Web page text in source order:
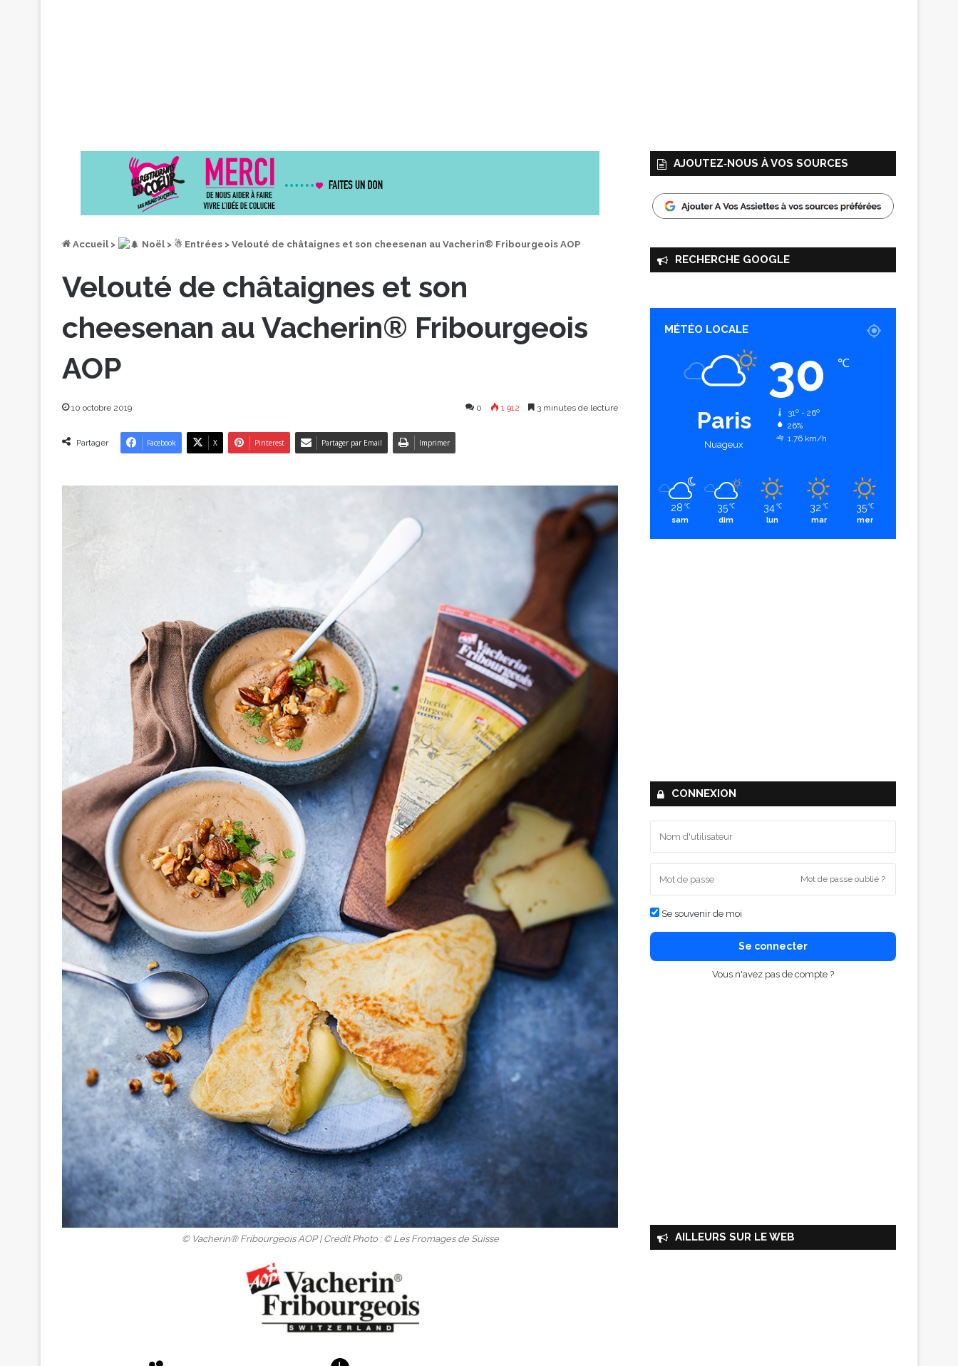
Accueil > ︎ Noël > ☃ Entrées > Velouté de châtaignes et son cheesenan au Vacherin® Fribourgeois AOP
Velouté de châtaignes et son
cheesenan au Vacherin® Fribourgeois
AOP
10 octobre 2019 0 1 912 3 minutes de lecture
Partager Facebook X Pinterest Partager par Email Imprimer
© Vacherin® Fribourgeois AOP | Crédit Photo : © Les Fromages de Suisse
AJOUTEZ‑NOUS À VOS SOURCES
RECHERCHE GOOGLE
MÉTÉO LOCALE
Paris
Nuageux
30 ℃
31º - 26º
26%
1.76 km/h
28 ℃
sam
35 ℃
dim
34 ℃
lun
32 ℃
mar
35 ℃
mer
CONNEXION
Mot de passe oublié ?
Se souvenir de moi
Se connecter
Vous n'avez pas de compte ?
AILLEURS SUR LE WEB